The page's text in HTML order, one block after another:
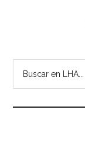
Lateral
paginaHoja
de
de
temas